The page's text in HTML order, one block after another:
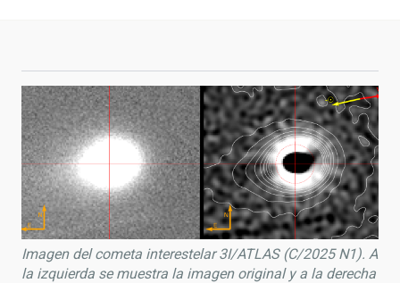
Imagen del cometa interestelar 3I/ATLAS (C/2025 N1). A
la izquierda se muestra la imagen original y a la derecha